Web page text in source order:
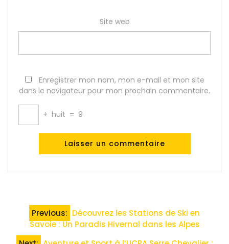
Site web
Enregistrer mon nom, mon e-mail et mon site
dans le navigateur pour mon prochain commentaire.
+ huit = 9
Navigation
Previous: Découvrez les Stations de Ski en
Savoie : Un Paradis Hivernal dans les Alpes